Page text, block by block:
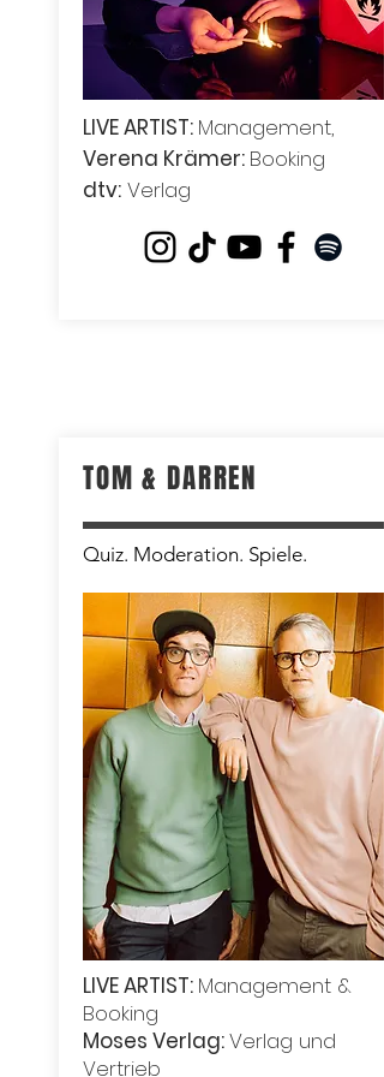
LIVE ARTIST: Management,
Verena Krämer: Booking
dtv: Verlag
TOM & DARREN
Quiz. Moderation. Spiele.
LIVE ARTIST: Management &
Booking
Moses Verlag:Verlag und
Vertrieb